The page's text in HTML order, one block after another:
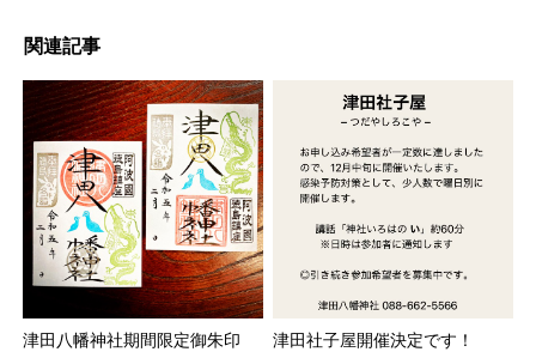
関連記事
津田八幡神社期間限定御朱印
津田社子屋開催決定です！